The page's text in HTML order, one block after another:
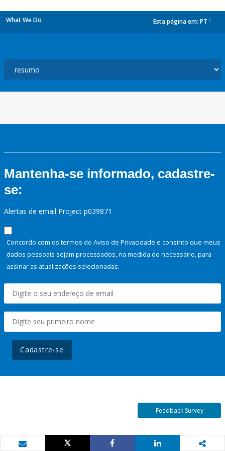
What We Do Esta página em: PT
Mantenha-se informado, cadastre-
se:
Alertas de email Project p039871
Concordo com os termos do Aviso de Privacidade e consinto que meus
dados pessoais sejam processados, na medida do necessário, para
assinar as atualizações selecionadas.
Cadastre-se
Feedback Survey